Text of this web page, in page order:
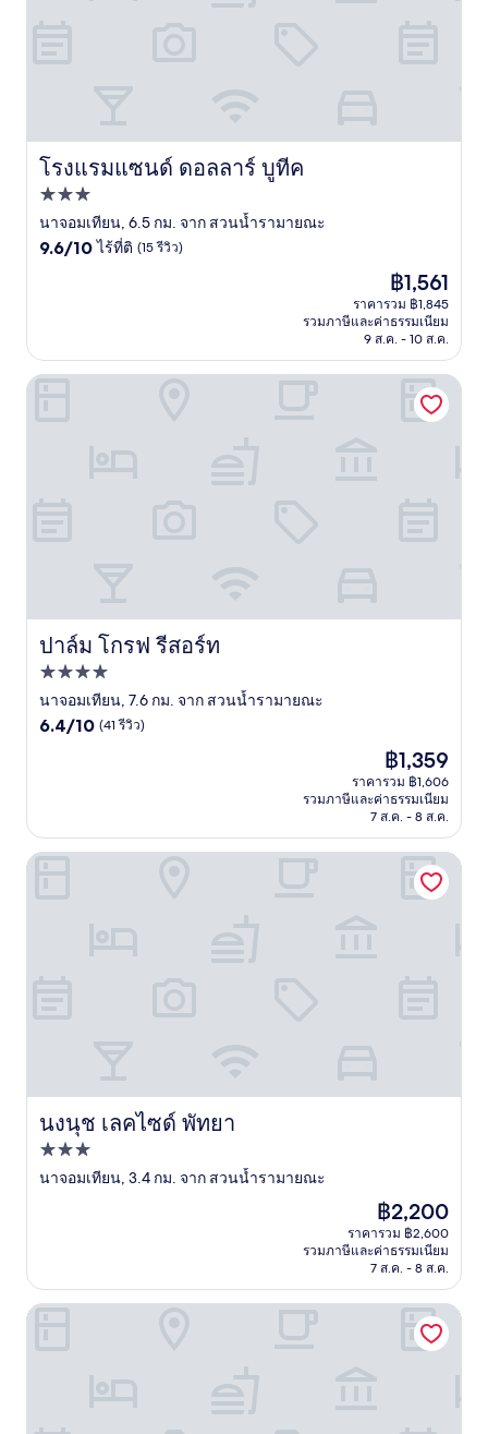
โรงแรมแซนด์ ดอลลาร์ บูทีค
โรงแรมแซนด์ ดอลลาร์ บูทีค
ที่พัก
3.0
ดาว
นาจอมเทียน, 6.5 กม. จาก สวนน้ำรามายณะ
9.6
(15
รีวิว)
9.6/10 ไร้ที่ติ (15 รีวิว)
ราคา
ปัจจุบัน
คือ
฿1,561
฿1,561
ราคารวม ฿1,845
รวมภาษีและค่าธรรมเนียม
9 ส.ค. - 10 ส.ค.
ปาล์ม โกรฟ รีสอร์ท
ปาล์ม โกรฟ รีสอร์ท
ที่พัก
4.0
ดาว
นาจอมเทียน, 7.6 กม. จาก สวนน้ำรามายณะ
6.4
6.4/10 (41 รีวิว)
ราคา
ปัจจุบัน
คือ
฿1,359
฿1,359
ราคารวม ฿1,606
รวมภาษีและค่าธรรมเนียม
7 ส.ค. - 8 ส.ค.
ปาล์ม โกรฟ รีสอร์ท
นงนุช เลคไซด์ พัทยา
นงนุช เลคไซด์ พัทยา
ที่พัก
3.0
นาจอมเทียน, 3.4 กม. จาก สวนน้ำรามายณะ
ราคา
ปัจจุบัน
คือ
฿2,200
฿2,200
ราคารวม ฿2,600
รวมภาษีและค่าธรรมเนียม
7 ส.ค. - 8 ส.ค.
นงนุช เลคไซด์ พัทยา
นงนุชรีสอร์ต พัทยา